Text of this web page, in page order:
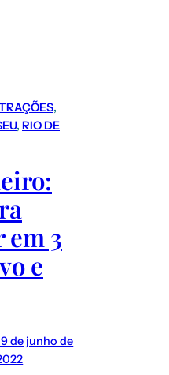
, RIO DE
3
e
de junho de